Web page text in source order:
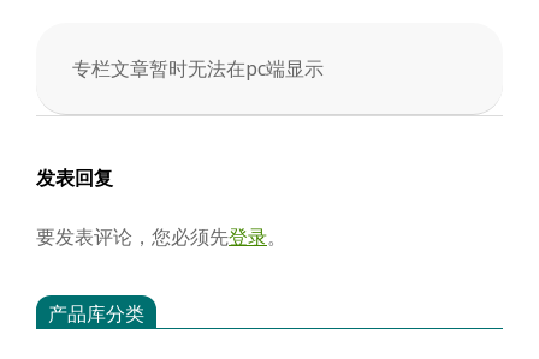
会
专栏文章暂时无法在pc端显示
2025-
05
发表回复
要发表评论，您必须先登录。
产品库分类